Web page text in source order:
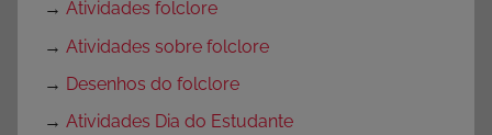
→ Atividades folclore
→ Atividades sobre folclore
→ Desenhos do folclore
→ Atividades Dia do Estudante